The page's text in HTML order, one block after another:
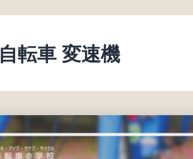
自転車 変速機